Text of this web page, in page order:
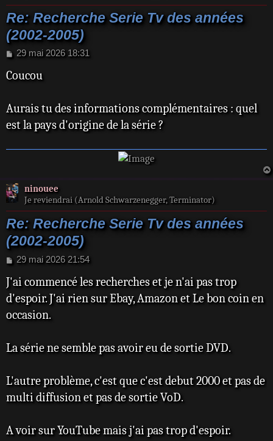
Re: Recherche Serie Tv des années
(2002-2005)
M
s
g
29 mai 2026 18:31
Coucou
Aurais tu des informations complémentaires : quel
est la pays d'origine de la série ?
ninouee
Je reviendrai (Arnold Schwarzenegger, Terminator)
Re: Recherche Serie Tv des années
(2002-2005)
M
s
s
a
g
29 mai 2026 21:54
J'ai commencé les recherches et je n'ai pas trop
d'espoir. J'ai rien sur Ebay, Amazon et Le bon coin en
occasion.
La série ne semble pas avoir eu de sortie DVD.
L'autre problème, c'est que c'est debut 2000 et pas de
multi diffusion et pas de sortie VoD.
A voir sur YouTube mais j'ai pas trop d'espoir.